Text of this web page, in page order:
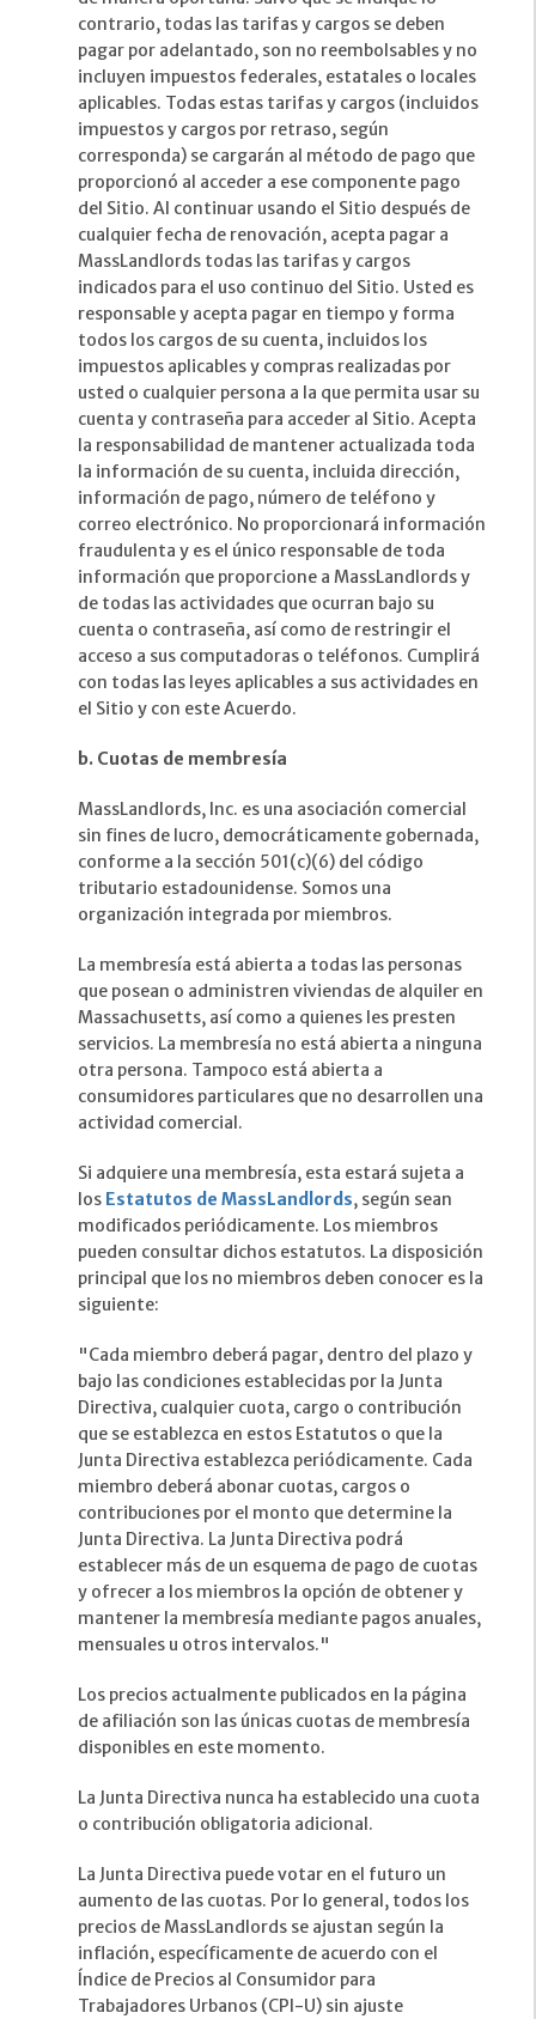
contrario, todas las tarifas y cargos se deben
pagar por adelantado, son no reembolsables y no
incluyen impuestos federales, estatales o locales
aplicables. Todas estas tarifas y cargos (incluidos
impuestos y cargos por retraso, según
corresponda) se cargarán al método de pago que
proporcionó al acceder a ese componente pago
del Sitio. Al continuar usando el Sitio después de
cualquier fecha de renovación, acepta pagar a
MassLandlords todas las tarifas y cargos
indicados para el uso continuo del Sitio. Usted es
responsable y acepta pagar en tiempo y forma
todos los cargos de su cuenta, incluidos los
impuestos aplicables y compras realizadas por
usted o cualquier persona a la que permita usar su
cuenta y contraseña para acceder al Sitio. Acepta
la responsabilidad de mantener actualizada toda
la información de su cuenta, incluida dirección,
información de pago, número de teléfono y
correo electrónico. No proporcionará información
fraudulenta y es el único responsable de toda
información que proporcione a MassLandlords y
de todas las actividades que ocurran bajo su
cuenta o contraseña, así como de restringir el
acceso a sus computadoras o teléfonos. Cumplirá
con todas las leyes aplicables a sus actividades en
el Sitio y con este Acuerdo.
b. Cuotas de membresía
MassLandlords, Inc. es una asociación comercial
sin fines de lucro, democráticamente gobernada,
conforme a la sección 501(c)(6) del código
tributario estadounidense. Somos una
organización integrada por miembros.
La membresía está abierta a todas las personas
que posean o administren viviendas de alquiler en
Massachusetts, así como a quienes les presten
servicios. La membresía no está abierta a ninguna
otra persona. Tampoco está abierta a
consumidores particulares que no desarrollen una
actividad comercial.
Si adquiere una membresía, esta estará sujeta a
los Estatutos de MassLandlords, según sean
modificados periódicamente. Los miembros
pueden consultar dichos estatutos. La disposición
principal que los no miembros deben conocer es la
siguiente:
"Cada miembro deberá pagar, dentro del plazo y
bajo las condiciones establecidas por la Junta
Directiva, cualquier cuota, cargo o contribución
que se establezca en estos Estatutos o que la
Junta Directiva establezca periódicamente. Cada
miembro deberá abonar cuotas, cargos o
contribuciones por el monto que determine la
Junta Directiva. La Junta Directiva podrá
establecer más de un esquema de pago de cuotas
y ofrecer a los miembros la opción de obtener y
mantener la membresía mediante pagos anuales,
mensuales u otros intervalos."
Los precios actualmente publicados en la página
de afiliación son las únicas cuotas de membresía
disponibles en este momento.
La Junta Directiva nunca ha establecido una cuota
o contribución obligatoria adicional.
La Junta Directiva puede votar en el futuro un
aumento de las cuotas. Por lo general, todos los
precios de MassLandlords se ajustan según la
inflación, específicamente de acuerdo con el
Índice de Precios al Consumidor para
Trabajadores Urbanos (CPI-U) sin ajuste